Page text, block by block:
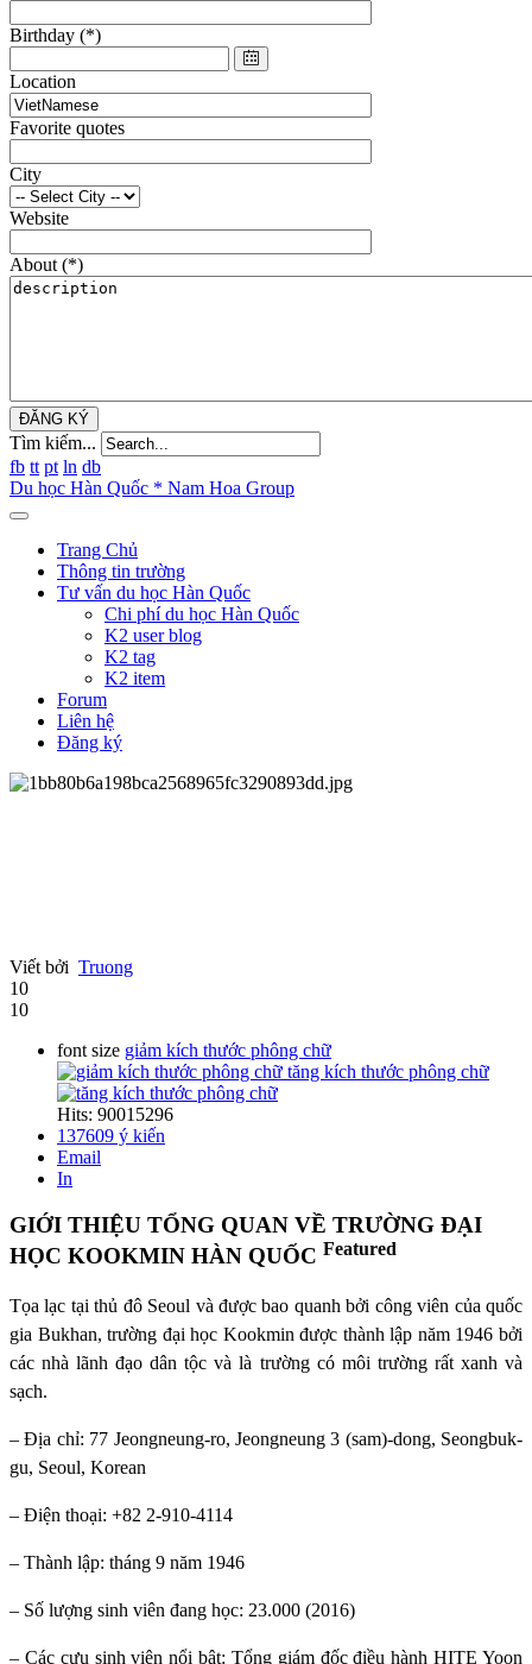
Birthday (*)
Location
Favorite quotes
City
Website
About (*)
ĐĂNG KÝ
Tìm kiếm...
fb tt pt ln db
Du học Hàn Quốc * Nam Hoa Group
Trang Chủ
Thông tin trường
Tư vấn du học Hàn Quốc
Chi phí du học Hàn Quốc
K2 user blog
K2 tag
K2 item
Forum
Liên hệ
Đăng ký
Viết bởi Truong
10
10
font size giảm kích thước phông chữ
tăng kích thước phông chữ
Hits: 90015296
137609 ý kiến
Email
In
GIỚI THIỆU TỔNG QUAN VỀ TRƯỜNG ĐẠI
HỌC KOOKMIN HÀN QUỐC Featured
Tọa lạc tại thủ đô Seoul và được bao quanh bởi công viên của quốc
gia Bukhan, trường đại học Kookmin được thành lập năm 1946 bởi
các nhà lãnh đạo dân tộc và là trường có môi trường rất xanh và
sạch.
– Địa chỉ: 77 Jeongneung-ro, Jeongneung 3 (sam)-dong, Seongbuk-
gu, Seoul, Korean
– Điện thoại: +82 2-910-4114
– Thành lập: tháng 9 năm 1946
– Số lượng sinh viên đang học: 23.000 (2016)
– Các cựu sinh viên nổi bật: Tổng giám đốc điều hành HITE Yoon